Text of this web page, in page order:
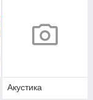
Акустика